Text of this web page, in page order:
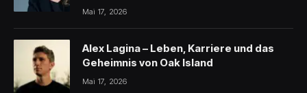
Mai 17, 2026
Alex Lagina – Leben, Karriere und das
Geheimnis von Oak Island
Mai 17, 2026